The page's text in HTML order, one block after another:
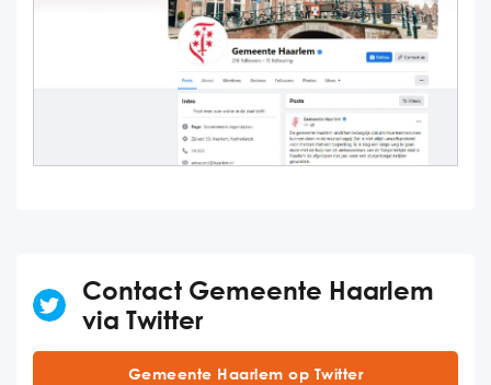
Contact Gemeente Haarlem
via Twitter
Gemeente Haarlem op Twitter